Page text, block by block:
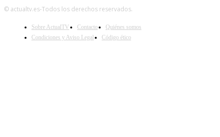
© actualtv.es-Todos los derechos reservados.
Sobre ActualTV Contacto
Quiénes somos
Condiciones y Aviso Legal
Código ético